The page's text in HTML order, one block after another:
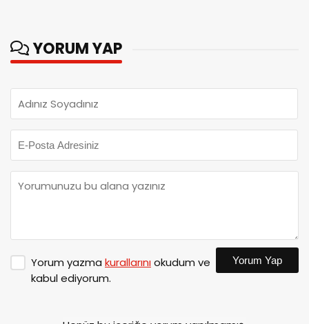
YORUM YAP
Yorum yazma kurallarınıokudum ve
kabul ediyorum.
Yorum Yap